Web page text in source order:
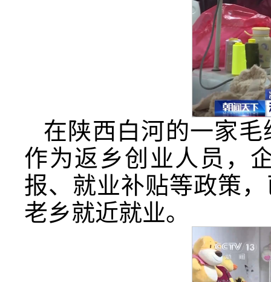
在陕西白河的一家
作为返乡创业人员，
报、就业补贴等政策
老乡就近就业。